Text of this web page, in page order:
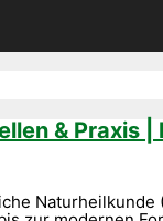
& Praxis |
Naturheilkunde